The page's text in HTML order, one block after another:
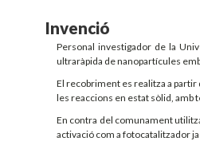
Invenció
Personal investigador de la
ultraràpida de nanopartícules
El recobriment es realitza a partir
les reaccions en estat sòlid, amb
En contra del comunament
activació com a fotocatalitzador